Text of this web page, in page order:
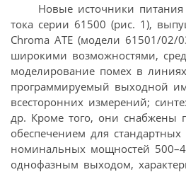
Новые источники
тока серии 61500 (рис. 1),
Chroma ATE (модели 61501/02/
широкими возможностями,
моделирование помех в
программируемый выходной
всесторонних измерений;
др. Кроме того, они снабжены
обеспечением для
номинальных мощностей
однофазным выходом,